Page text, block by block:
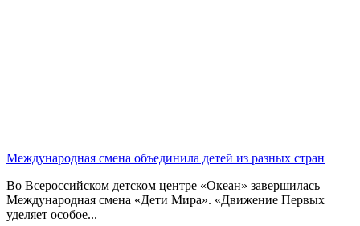
Международная смена объединила детей из разных стран
Во Всероссийском детском центре «Океан» завершилась
Международная смена «Дети Мира». «Движение Первых
уделяет особое...